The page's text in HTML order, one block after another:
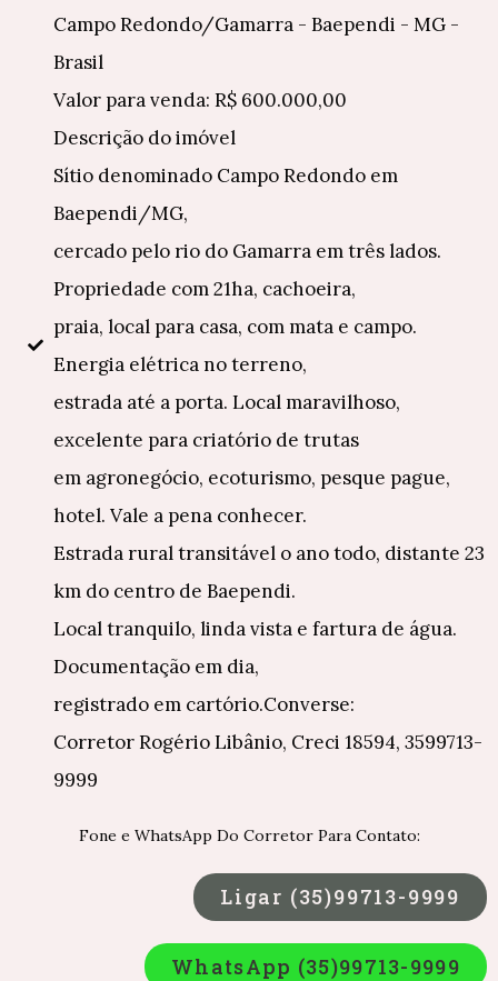
Campo Redondo/Gamarra - Baependi - MG -
Brasil
Valor para venda: R$ 600.000,00
Descrição do imóvel
Sítio denominado Campo Redondo em
Baependi/MG,
cercado pelo rio do Gamarra em três lados.
Propriedade com 21ha, cachoeira,
praia, local para casa, com mata e campo.
Energia elétrica no terreno,
estrada até a porta. Local maravilhoso,
excelente para criatório de trutas
em agronegócio, ecoturismo, pesque pague,
hotel. Vale a pena conhecer.
Estrada rural transitável o ano todo, distante 23
km do centro de Baependi.
Local tranquilo, linda vista e fartura de água.
Documentação em dia,
registrado em cartório.Converse:
Corretor Rogério Libânio, Creci 18594, 3599713-
9999
Fone e WhatsApp Do Corretor Para Contato:
Ligar (35)99713-9999
WhatsApp (35)99713-9999